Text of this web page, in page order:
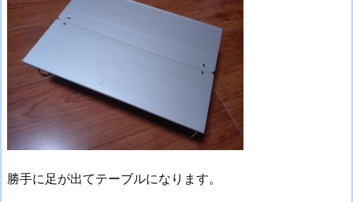
勝手に足が出てテーブルになります。